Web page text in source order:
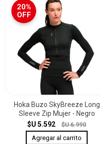
20%
OFF
Hoka Buzo SkyBreeze Long
Sleeve Zip Mujer - Negro
$U 5.592
$U 6.990